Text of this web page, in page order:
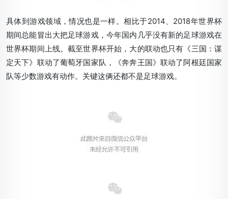
具体到游戏领域，情况也是一样。相比于2014、2018年世界杯
期间总能冒出大把足球游戏，今年国内几乎没有新的足球游戏在
世界杯期间上线。截至世界杯开始，大的联动也只有《三国：谋
定天下》联动了葡萄牙国家队，《奔奔王国》联动了阿根廷国家
队等少数游戏有动作。关键这俩还都不是足球游戏。